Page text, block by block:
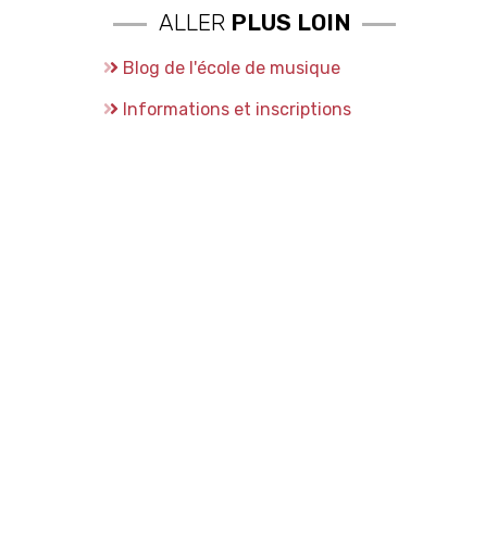
ALLER PLUS LOIN
Blog de l'école de musique
Informations et inscriptions